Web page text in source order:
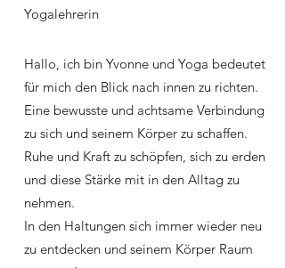
Yogalehrerin
Hallo, ich bin Yvonne und Yoga bedeutet
für mich den Blick nach innen zu richten.
Eine bewusste und achtsame Verbindung
zu sich und seinem Körper zu schaffen.
Ruhe und Kraft zu schöpfen, sich zu erden
und diese Stärke mit in den Alltag zu
nehmen.
In den Haltungen sich immer wieder neu
zu entdecken und seinem Körper Raum